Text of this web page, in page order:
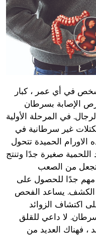
في أي عمر ، كبار
الإصابة بسرطان
في المرحلة الأولية
غير سرطانية في
الحميدة تتحول
صغيرة جدًا وتنتج
من الصعب
مهم جدًا للحصول على
الكشف. يساعد الفحص
اكتشاف الزوائد
لا داعي للقلق
، فهناك العديد من